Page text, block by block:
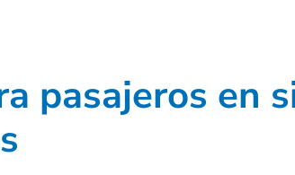
pasajeros en